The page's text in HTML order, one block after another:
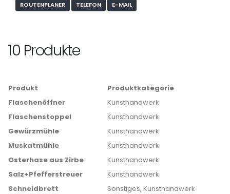
ROUTENPLANER TELEFON E-MAIL
10 Produkte
Produkt
Produktkategorie
Flaschenöffner
Kunsthandwerk
Flaschenstoppel
Kunsthandwerk
Gewürzmühle
Kunsthandwerk
Muskatmühle
Kunsthandwerk
Osterhase aus Zirbe
Kunsthandwerk
Salz+Pfefferstreuer
Kunsthandwerk
Schneidbrett
Sonstiges, Kunsthandwerk